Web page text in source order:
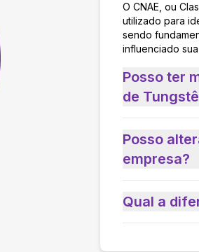
O CNAE, ou
utilizado para
sendo
influenciado
Posso ter
de
Posso
empresa?
Qual a